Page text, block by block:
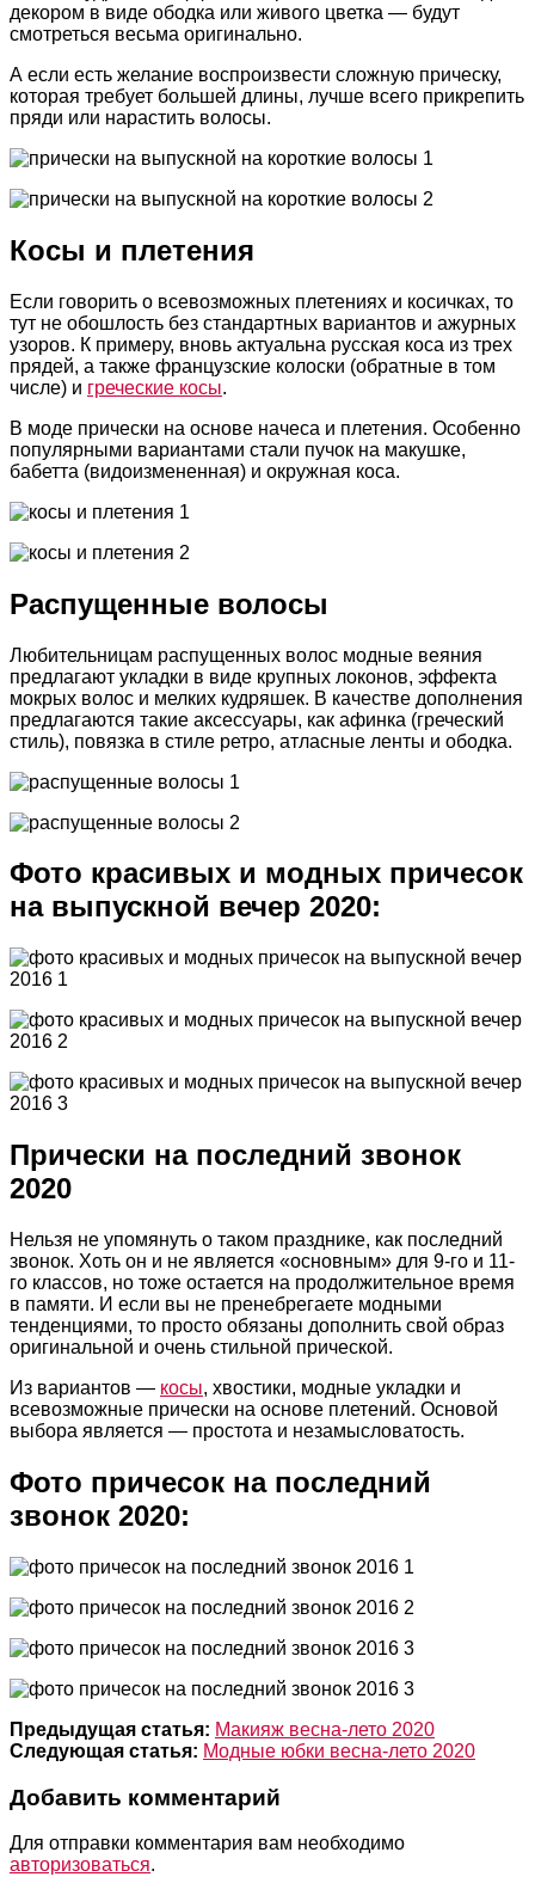
декором в виде ободка или живого цветка — будут
смотреться весьма оригинально.
А если есть желание воспроизвести сложную прическу,
которая требует большей длины, лучше всего прикрепить
пряди или нарастить волосы.
Косы и плетения
Если говорить о всевозможных плетениях и косичках, то
тут не обошлость без стандартных вариантов и ажурных
узоров. К примеру, вновь актуальна русская коса из трех
прядей, а также французские колоски (обратные в том
числе) и греческие косы.
В моде прически на основе начеса и плетения. Особенно
популярными вариантами стали пучок на макушке,
бабетта (видоизмененная) и окружная коса.
Распущенные волосы
Любительницам распущенных волос модные веяния
предлагают укладки в виде крупных локонов, эффекта
мокрых волос и мелких кудряшек. В качестве дополнения
предлагаются такие аксессуары, как афинка (греческий
стиль), повязка в стиле ретро, атласные ленты и ободка.
Фото красивых и модных причесок
на выпускной вечер 2020:
Прически на последний звонок
2020
Нельзя не упомянуть о таком празднике, как последний
звонок. Хоть он и не является «основным» для 9-го и 11-
го классов, но тоже остается на продолжительное время
в памяти. И если вы не пренебрегаете модными
тенденциями, то просто обязаны дополнить свой образ
оригинальной и очень стильной прической.
Из вариантов — косы, хвостики, модные укладки и
всевозможные прически на основе плетений. Основой
выбора является — простота и незамысловатость.
Фото причесок на последний
звонок 2020:
Предыдущая статья: Макияж весна-лето 2020
Следующая статья: Модные юбки весна-лето 2020
Добавить комментарий
Для отправки комментария вам необходимо
авторизоваться.